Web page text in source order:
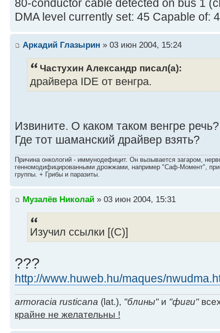
80-conductor cable detected on bus 1
DMA level currently set: 45 Capable of:
Аркадий Глазырин » 03 июн 2004, 15:24
Частухин Александр писал(а):
драйвера IDE от венгра.
Извините. О каком таком венгре речь?
Где тот шаманский драйвер взять?
Причина онкологий - иммунодефицит. Он вызывается загаром,
генномодифицированными дрожжами, например "Саф-Момент",
группы. + Грибы и паразиты.
Музалёв Николай » 03 июн 2004, 15:31
Изучил ссылки [(С)]
???
http://www.huweb.hu/maques/
armoracia rusticana (lat.), "блины"и "фиги"
крайне не желательны !